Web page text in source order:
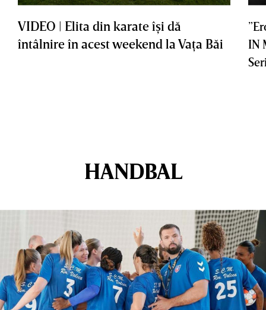
VIDEO | Elita din karate îşi dă
întâlnire în acest weekend la Vaţa Băi
IN
HANDBAL